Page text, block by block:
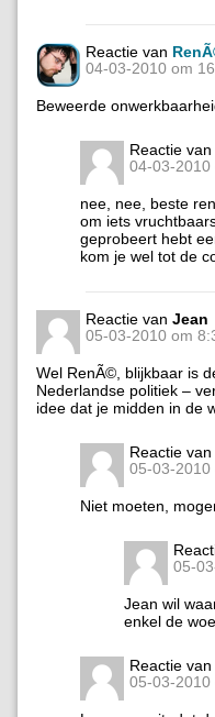
Reactie van
04-03-2010 om
Beweerde
Reactie van
04-03-2010
nee, nee, beste
om iets
geprobeert hebt
kom je wel tot de
Reactie van Jean
05-03-2010 om
Wel RenÃ©, blijkbaar is
Nederlandse politiek –
idee dat je midden in de
Reactie van
05-03-2010
Niet moeten,
05-
Jean wil
enkel de
Reactie van
05-03-2010